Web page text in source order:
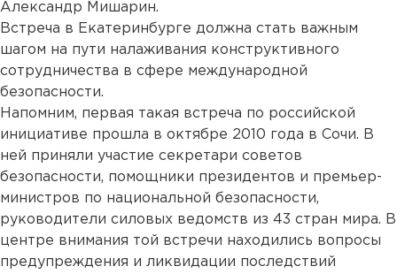
Александр Мишарин.
Встреча в Екатеринбурге должна стать важным
шагом на пути налаживания конструктивного
сотрудничества в сфере международной
безопасности.
Напомним, первая такая встреча по российской
инициативе прошла в октябре 2010 года в Сочи. В
ней приняли участие секретари советов
безопасности, помощники президентов и премьер-
министров по национальной безопасности,
руководители силовых ведомств из 43 стран мира. В
центре внимания той встречи находились вопросы
предупреждения и ликвидации последствий